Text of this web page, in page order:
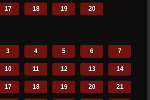
17 18 19 20
3 4 5 6 7
10 11 12 13 14
17 18 19 20 21